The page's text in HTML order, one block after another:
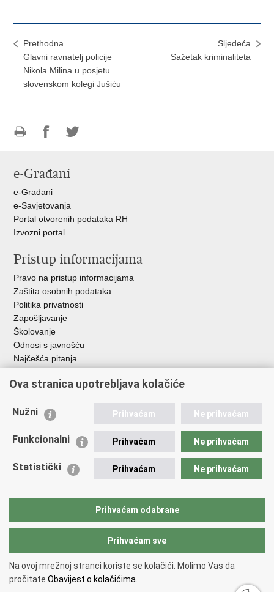
Prethodna
Glavni ravnatelj policije
Nikola Milina u posjetu
slovenskom kolegi Jušiću
Sljedeća
Sažetak kriminaliteta
FacebookuTwitteru
e-Građani
e-Građani
e-Savjetovanja
Portal otvorenih podataka RH
Izvozni portal
Pristup informacijama
Pravo na pristup informacijama
Zaštita osobnih podataka
Politika privatnosti
Zapošljavanje
Školovanje
Odnosi s javnošću
Najčešća pitanja
Važne poveznice
EMN Nacionalna kontaktna točka za Republiku Hrvatsku
Policijska akademija
Zaklada policijske solidarnosti
Sindikati
Copyright © 2026 Ravnateljstvo policije.
pristupačnosti.
Ova stranica upotrebljava kolačiće
Nužni Prihvaćam Ne prihvaćam
Funkcionalni Prihvaćam Ne prihvaćam
Statistički Prihvaćam Ne prihvaćam
Prihvaćam odabrane
Prihvaćam sve
Na ovoj mrežnoj stranci koriste se kolačići. Molimo Vas da
pročitate Obavijest o kolačićima.